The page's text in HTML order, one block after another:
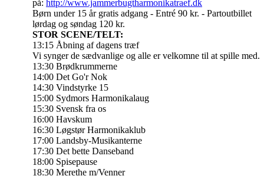
på: http://www.jammerbugtharmonikatraef.dk
Børn under 15 år gratis adgang - Entré 90 kr. - Partoutbillet
lørdag og søndag 120 kr.
STOR SCENE/TELT:
13:15 Åbning af dagens træf
Vi synger de sædvanlige og alle er velkomne til at spille med.
13:30 Brødkrummerne
14:00 Det Go'r Nok
14:30 Vindstyrke 15
15:00 Sydmors Harmonikalaug
15:30 Svensk fra os
16:00 Havskum
16:30 Løgstør Harmonikaklub
17:00 Landsby-Musikanterne
17:30 Det bette Danseband
18:00 Spisepause
18:30 Merethe m/Venner